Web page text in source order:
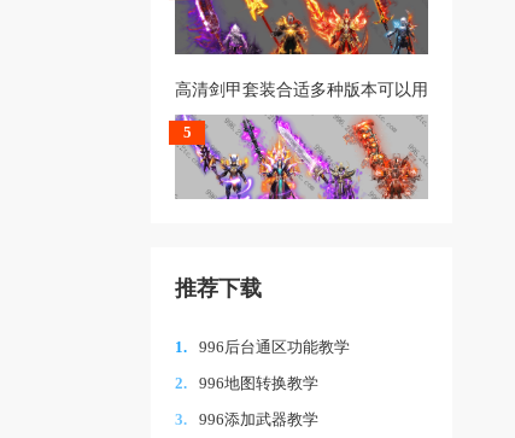
高清剑甲套装合适多种版本可以用
5
推荐下载
1.
996后台通区功能教学
2.
996地图转换教学
3.
996添加武器教学